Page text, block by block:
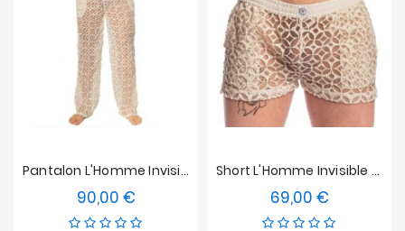
Pantalon L'Homme Invisible - La Poésie
90,00 €Prix
Short L'Homme Invisible - La Poésie
69,00 €Prix